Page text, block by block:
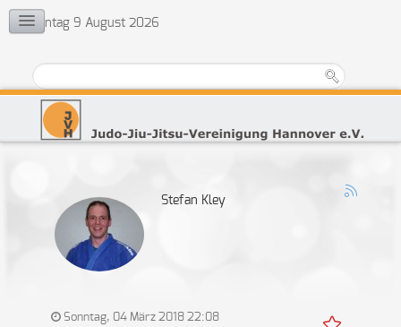
Sonntag 9 August 2026
KONTAKT
Jugendvertretung
Übungsleiter
Stefan Kley
Sonntag, 04 März 2018 22:08